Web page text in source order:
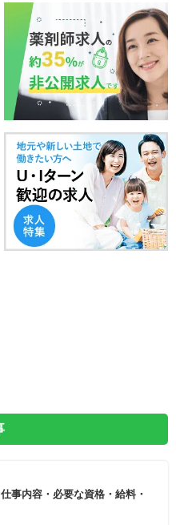
事内容・必要な資格・給料・